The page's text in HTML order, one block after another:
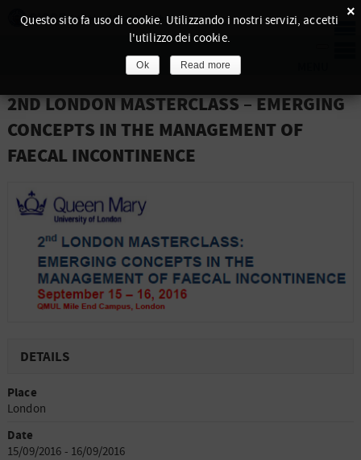
2ND LONDON MASTERCLASS – EMERGING
CONCEPTS IN THE MANAGEMENT OF
FAECAL INCONTINENCE
DETAILS
Place
London
Date
15/09/2016 - 16/09/2016
×
Questo sito fa uso di cookie. Utilizzando i nostri servizi, accetti
l'utilizzo dei cookie.
Ok Read more